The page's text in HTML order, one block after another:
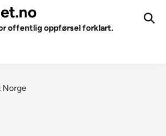
offentlig oppførsel forklart.
Norge